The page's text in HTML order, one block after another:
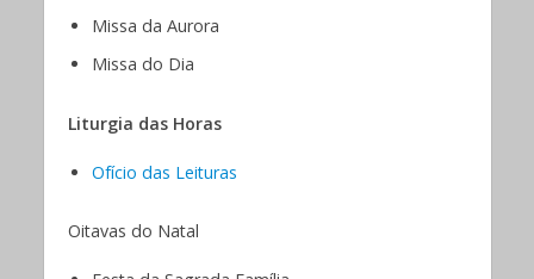
Missa da Aurora
Missa do Dia
Liturgia das Horas
Ofício das Leituras
Oitavas do Natal